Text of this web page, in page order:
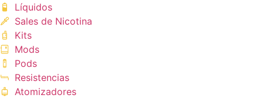
Líquidos
Sales de Nicotina
Kits
Mods
Pods
Resistencias
Atomizadores